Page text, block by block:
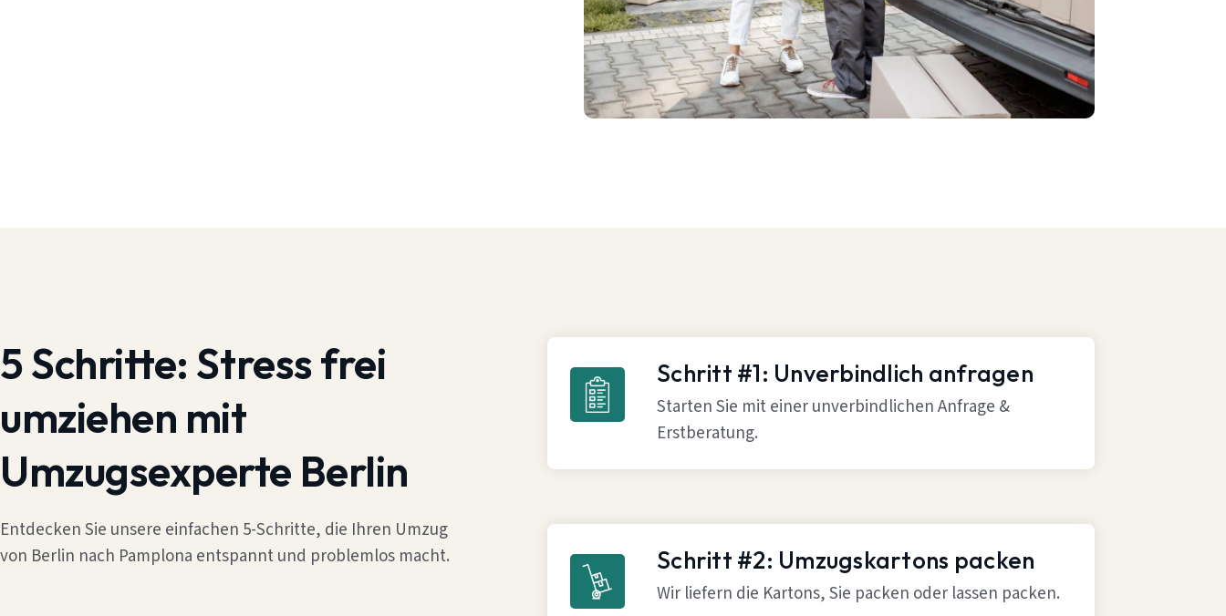
5 Schritte: Stress frei
umziehen mit
Umzugsexperte Berlin
Entdecken Sie unsere einfachen 5-Schritte, die Ihren Umzug
von Berlin nach Pamplona entspannt und problemlos macht.
Schritt #1: Unverbindlich anfragen
Starten Sie mit einer unverbindlichen Anfrage &
Erstberatung.
Schritt #2: Umzugskartons packen
Wir liefern die Kartons, Sie packen oder lassen packen.